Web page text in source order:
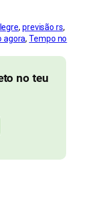
, previsão rs
agora, Tempo no
no teu